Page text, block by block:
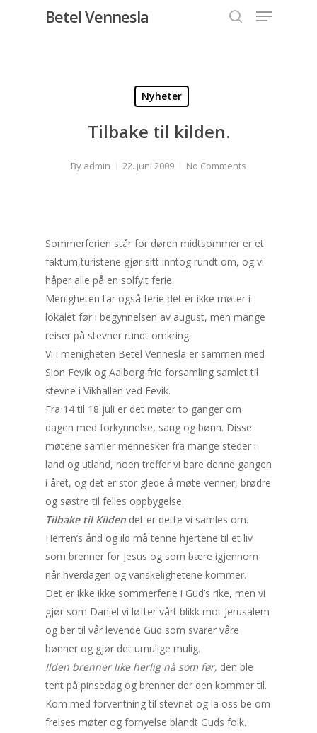
Betel Vennesla Menu
Nyheter
Tilbake til kilden.
By admin 22. juni 2009 No Comments
Sommerferien står for døren midtsommer er et
faktum,turistene gjør sitt inntog rundt om, og vi
håper alle på en solfylt ferie.
Menigheten tar også ferie det er ikke møter i
lokalet før i begynnelsen av august, men mange
reiser på stevner rundt omkring.
Vi i menigheten Betel Vennesla er sammen med
Sion Fevik og Aalborg frie forsamling samlet til
stevne i Vikhallen ved Fevik.
Fra 14 til 18 juli er det møter to ganger om
dagen med forkynnelse, sang og bønn. Disse
møtene samler mennesker fra mange steder i
land og utland, noen treffer vi bare denne gangen
i året, og det er stor glede å møte venner, brødre
og søstre til felles oppbygelse.
Tilbake til Kilden det er dette vi samles om.
Herren’s ånd og ild må tenne hjertene til et liv
som brenner for Jesus og som bære igjennom
når hverdagen og vanskelighetene kommer.
Det er ikke ikke sommerferie i Gud’s rike, men vi
gjør som Daniel vi løfter vårt blikk mot Jerusalem
og ber til vår levende Gud som svarer våre
bønner og gjør det umulige mulig.
Ilden brenner like herlig nå som før, den ble
tent på pinsedag og brenner der den kommer til.
Kom med forventning til stevnet og la oss be om
frelses møter og fornyelse blandt Guds folk.